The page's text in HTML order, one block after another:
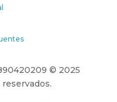
© 2025